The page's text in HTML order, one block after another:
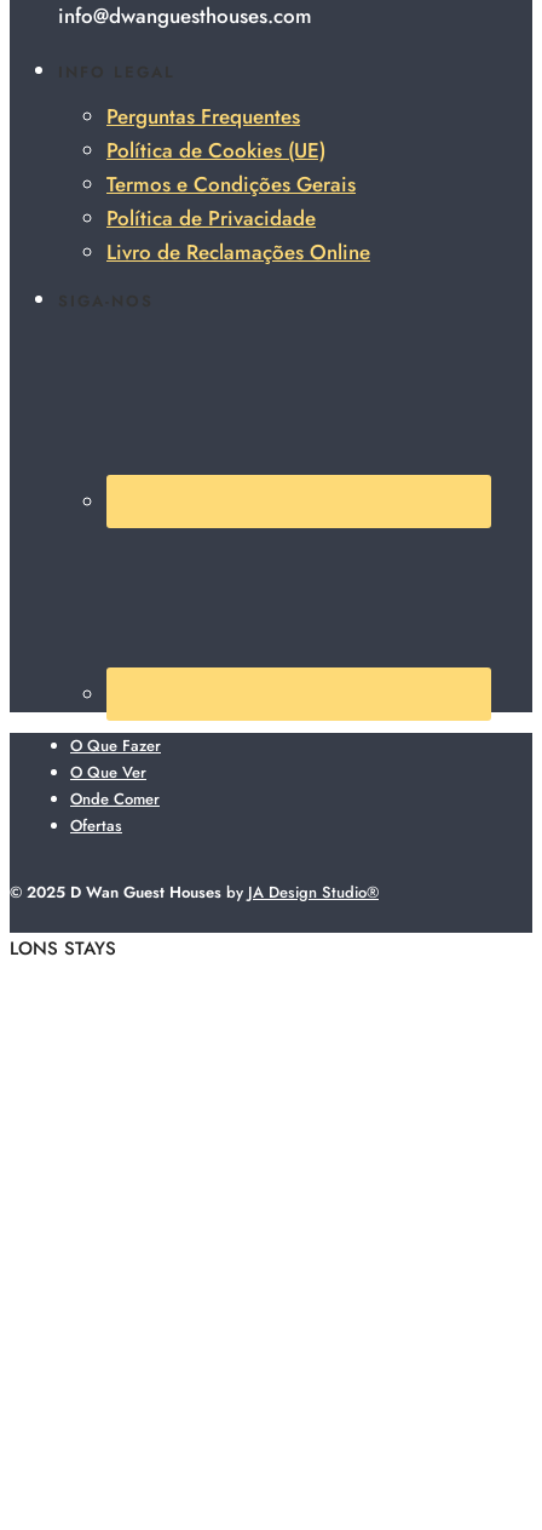
info@dwanguesthouses.com
Perguntas Frequentes
Política de Cookies (UE)
Termos e Condições Gerais
Política de Privacidade
Livro de Reclamações Online
O Que Fazer
O Que Ver
Onde Comer
Ofertas
© 2025 D Wan Guest Houses by JA Design Studio®
LONS STAYS